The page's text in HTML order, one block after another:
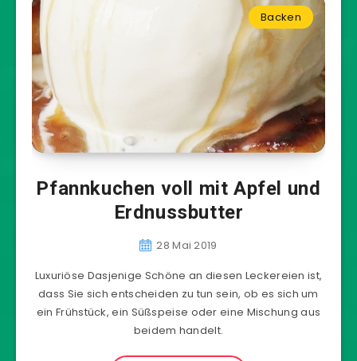
Backen
Pfannkuchen voll mit Apfel und
Erdnussbutter
28 Mai 2019
Luxuriöse Dasjenige Schöne an diesen Leckereien ist,
dass Sie sich entscheiden zu tun sein, ob es sich um
ein Frühstück, ein Süßspeise oder eine Mischung aus
beidem handelt.